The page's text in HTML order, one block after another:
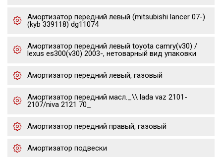
Амортизатор передний левый (mitsubishi lancer 07-)
(kyb 339118) dg11074
Амортизатор передний левый toyota camry(v30) /
lexus es300(v30) 2003-, нетоварный вид упаковки
Амортизатор передний левый, газовый
Амортизатор передний масл._\\ lada vaz 2101-
2107/niva 2121 70_
Амортизатор передний правый, газовый
Амортизатор подвески